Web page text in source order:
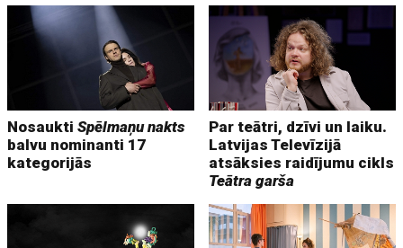
NosauktiSpēlmaņu nakts
balvu nominanti 17
kategorijās
Par teātri, dzīvi un laiku.
Latvijas Televīzijā
atsāksies raidījumu cikls
Teātra garša